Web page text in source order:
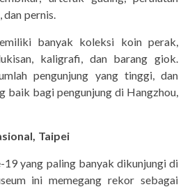
dan pernis.
banyak koleksi koin perak,
kaligrafi, dan barang giok.
pengunjung yang tinggi, dan
baik bagi pengunjung di Hangzhou,
Taipei
19 yang paling banyak dikunjungi di
ini memegang rekor sebagai